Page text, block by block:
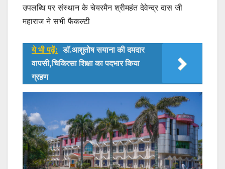
उपलब्धि पर संस्थान के चेयरमैन श्रीमहंत देवेन्द्र दास जी
महाराज ने सभी फैकल्टी
ये भी पढ़ें: डॉ.आशुतोष सयाना की दमदार
वापसी,चिकित्सा शिक्षा का पदभार किया
ग्रहण